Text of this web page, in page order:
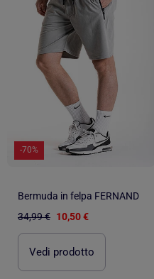
-70%
Bermuda in felpa FERNAND
34,99 € 10,50 €
Vedi prodotto